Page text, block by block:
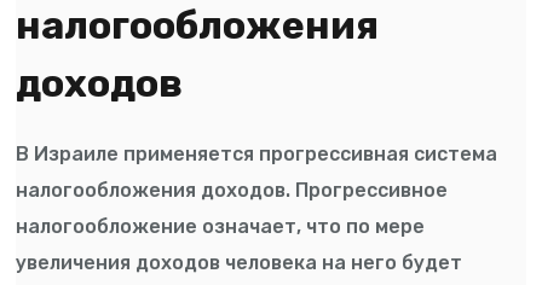
налогообложения
доходов
В Израиле применяется прогрессивная система
налогообложения доходов. Прогрессивное
налогообложение означает, что по мере
увеличения доходов человека на него будет